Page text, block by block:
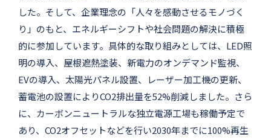
した。そして、企業理念の「人々を感動させるモノづく
り」のもと、エネルギーシフトや社会問題の解決に積極
的に参加しています。具体的な取り組みとしては、LED照
明の導入、屋根遮熱塗装、新電力のオンデマンド監視、
EVの導入、太陽光パネル設置、レーザー加工機の更新、
蓄電池の設置によりCO2排出量を52%削減しました。さら
に、カーボンニュートラルな独立電源工場も稼働予定で
あり、CO2オフセットなどを行い2030年までに100%再生